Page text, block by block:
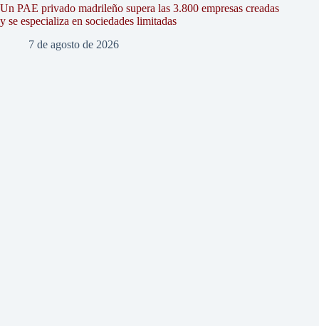
Un PAE privado madrileño supera las 3.800 empresas creadas
y se especializa en sociedades limitadas
7 de agosto de 2026